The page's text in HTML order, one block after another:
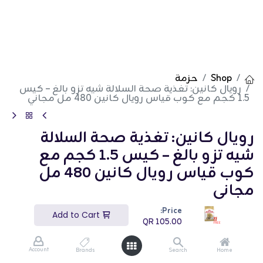
Price:
105.00
Home
Search
Brands
Account
Shop حزمة
رويال كانين: تغذية صحة السلالة شيه تزو بالغ – كيس
1.5 كجم مع كوب قياس رويال كانين 480 مل مجاني
رويال كانين: تغذية صحة السلالة
شيه تزو بالغ – كيس 1.5 كجم مع
كوب قياس رويال كانين 480 مل
مجاني
(تقييم 0)
105.00
QR